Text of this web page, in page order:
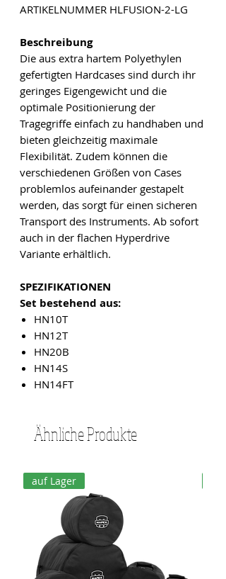
ARTIKELNUMMER HLFUSION-2-LG
Beschreibung
Die aus extra hartem Polyethylen
gefertigten Hardcases sind durch ihr
geringes Eigengewicht und die
optimale Positionierung der
Tragegriffe einfach zu handhaben und
bieten gleichzeitig maximale
Flexibilität. Zudem können die
verschiedenen Größen von Cases
problemlos aufeinander gestapelt
werden, das sorgt für einen sicheren
Transport des Instruments. Ab sofort
auch in der flachen Hyperdrive
Variante erhältlich.
SPEZIFIKATIONEN
Set bestehend aus:
HN10T
HN12T
HN20B
HN14S
HN14FT
Ähnliche Produkte
auf Lager